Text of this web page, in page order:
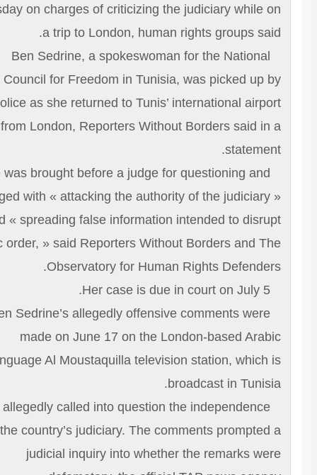
Tuesday on charges of criticizing the judiciary while
a trip to London, human rights groups
Ben Sedrine, a spokeswoman for the National
Council for Freedom in Tunisia, was picked up
police as she returned to Tunis’ international
from London, Reporters Without Borders said in
She was brought before a judge for questioning and
charged with « attacking the authority of the judiciary
and « spreading false information intended to
public order, » said Reporters Without Borders and
Observatory for Human Rights
Ben Sedrine’s allegedly offensive comments were
made on June 17 on the London-based
language Al Moustaquilla television station, which
broadcast in
She allegedly called into question the independence
of the country’s judiciary. The comments prompted
judicial inquiry into whether the remarks